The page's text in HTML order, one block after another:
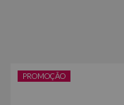
PROMOÇÃO